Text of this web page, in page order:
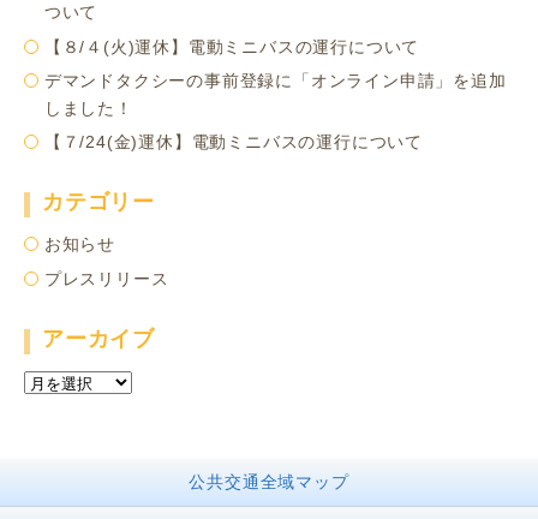
ついて
【８/４(火)運休】電動ミニバスの運行について
デマンドタクシーの事前登録に「オンライン申請」を追加
しました！
【７/24(金)運休】電動ミニバスの運行について
カテゴリー
お知らせ
プレスリリース
アーカイブ
ア
ブ
公共交通全域マップ